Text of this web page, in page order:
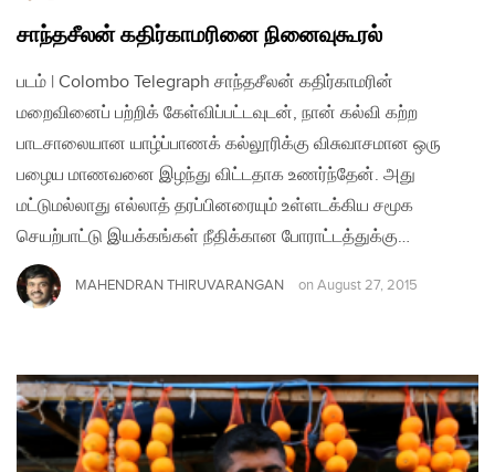
சாந்தசீலன் கதிர்காமரினை நினைவுகூரல்
படம் | Colombo Telegraph சாந்த‌சீலன் கதிர்காமரின்
மறைவினைப் பற்றிக் கேள்விப்பட்டவுடன், நான் கல்வி கற்ற
பாடசாலையான யாழ்ப்பாணக் கல்லூரிக்கு விசுவாசமான ஒரு
பழைய மாணவனை இழந்து விட்டதாக உணர்ந்தேன். அது
மட்டுமல்லாது எல்லாத் தரப்பினரையும் உள்ளடக்கிய சமூக
செயற்பாட்டு இயக்கங்கள் நீதிக்கான போராட்டத்துக்கு…
MAHENDRAN THIRUVARANGAN on August 27, 2015